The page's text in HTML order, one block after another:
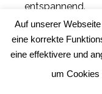
entspannend.
Auf unserer
eine korrekte
eine effektivere und
um Cookies